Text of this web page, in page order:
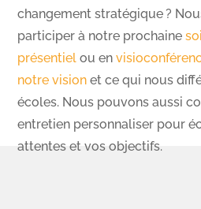
changement stratégique ?
participer à notre prochaine
présentiel ou en
notre vision et ce qui nous
écoles. Nous pouvons aussi
entretien personnaliser pour
attentes et vos objectifs.